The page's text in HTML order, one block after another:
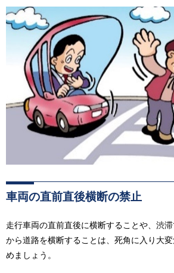
車両の直前直後横断の禁止
走行車両の直前直後に横断することや、渋
から道路を横断することは、死角に入り大
めましょう。